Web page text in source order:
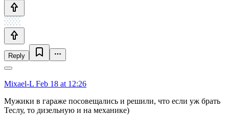
Reply
Mixael-L Feb 18 at 12:26
Мужики в гараже посовещались и решили, что если уж брать
Теслу, то дизельную и на механике)